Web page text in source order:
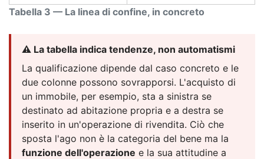
Tabella 3 — La linea di confine, in concreto
⚠️ La tabella indica tendenze, non automatismi
La qualificazione dipende dal caso concreto e le
due colonne possono sovrapporsi. L'acquisto di
un immobile, per esempio, sta a sinistra se
destinato ad abitazione propria e a destra se
inserito in un'operazione di rivendita. Ciò che
sposta l'ago non è la categoria del bene ma la
funzione dell'operazione e la sua attitudine a